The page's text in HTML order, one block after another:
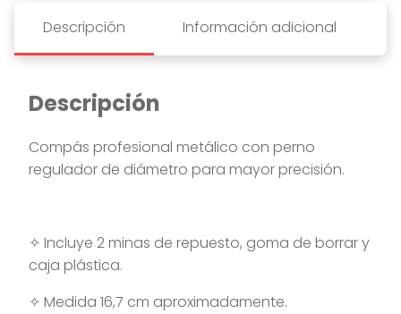
Descripción Información adicional
Descripción
Compás profesional metálico con perno
regulador de diámetro para mayor precisión.
✧ Incluye 2 minas de repuesto, goma de borrar y
caja plástica.
✧ Medida 16,7 cm aproximadamente.